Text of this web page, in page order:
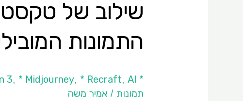
התמונות
* Adobe Firefly
3, * Midjourney, * Recraft, AI כללי
תמונות / אמיר משה